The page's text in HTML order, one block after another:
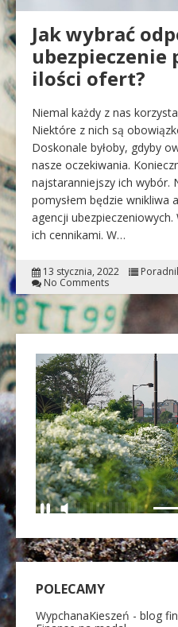
Jak wybrać
ubezpieczenie
ilości ofert?
Niemal każdy z nas
Niektóre z nich są
Doskonale byłoby, gdyby
nasze oczekiwania.
najstaranniejszy ich wybór.
pomysłem będzie wnikliwa
agencji
ich cennikami. W…
13 stycznia, 2022
No Comments
POLECAMY
WypchanaKieszeń - blog